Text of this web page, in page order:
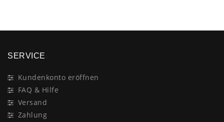
SERVICE
Kundenkonto eröffnen
FAQ & Hilfe
Versand
Zahlung